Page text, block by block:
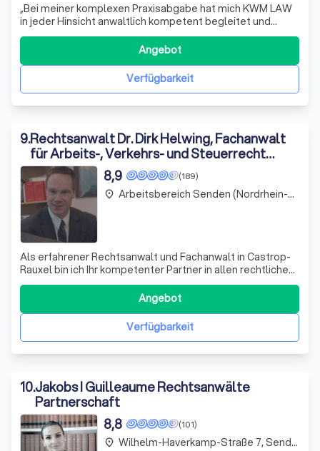
„Bei meiner komplexen Praxisabgabe hat mich KWM LAW
in jeder Hinsicht anwaltlich kompetent begleitet und
unterstützt. Dabei hat das Team der Kanzlei stets neben
den rechtlichen Eckpunkten auch die wirtschaftliche
Ebene und die Verhandlungsführung im Fokus behalten.“
„KWM-LAW hat für mich und meine
Verfügbarkeit
Angebot
9.Rechtsanwalt Dr. Dirk Helwing, Fachanwalt
für Arbeits-, Verkehrs- und Steuerrecht
sowie Steuerberater in Castrop-Rauxel
(189)
8,9
Als erfahrener Rechtsanwalt und Fachanwalt in Castrop-
Rauxel bin ich Ihr kompetenter Partner in allen rechtlichen
Angelegenheiten. Mit meiner Expertise in verschiedenen
Rechtsgebieten, von Arbeitsrecht über Mietrecht bis hin
zum Steuerrecht, biete ich Ihnen eine umfassende und
individuelle Beratung.
Verfügbarkeit
Angebot
place Arbeitsbereich Senden (Nordrhein-Westfalen)
10.Jakobs I Guilleaume Rechtsanwälte
Partnerschaft
(101)
8,8
place Wilhelm-Haverkamp-Straße 7, Senden (Nordrhein-Westfalen)